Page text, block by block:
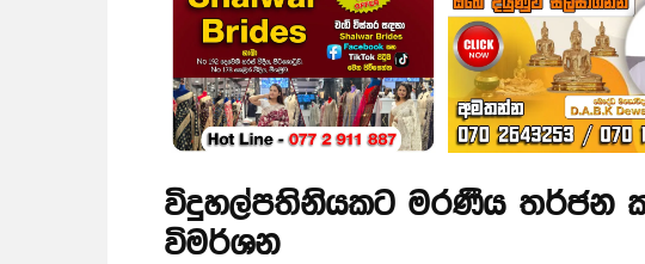
විදුහල්පතිනියකට මරණීය තර්ජන
විමර්ශන